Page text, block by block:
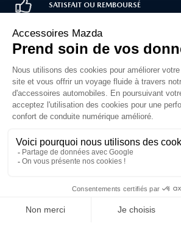
SATISFAIT OU REMBOURSÉ
LIVRAISON RAPIDE
PAIEMENT SÉCURISÉ
Service client
Du lundi au vendredi
de 10h à 12h et 14h à 16h30